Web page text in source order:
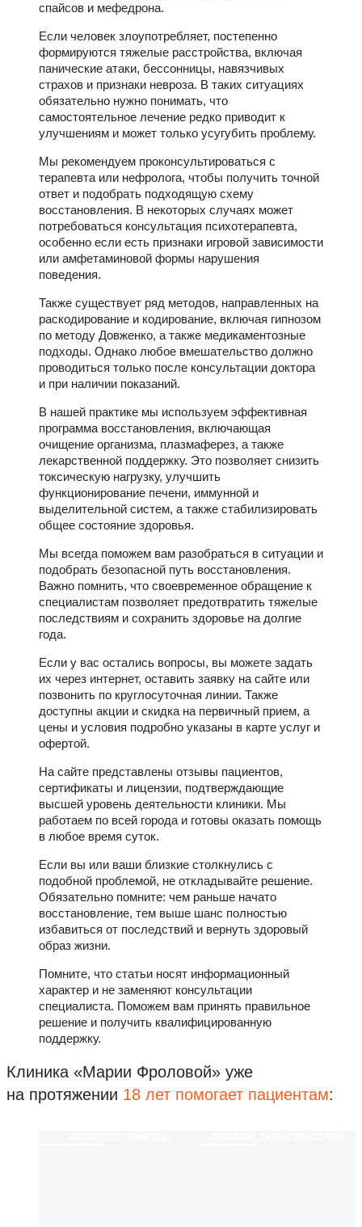
спайсов и мефедрона.
Если человек злоупотребляет, постепенно
формируются тяжелые расстройства, включая
панические атаки, бессонницы, навязчивых
страхов и признаки невроза. В таких ситуациях
обязательно нужно понимать, что
самостоятельное лечение редко приводит к
улучшениям и может только усугубить проблему.
Мы рекомендуем проконсультироваться с
терапевта или нефролога, чтобы получить точной
ответ и подобрать подходящую схему
восстановления. В некоторых случаях может
потребоваться консультация психотерапевта,
особенно если есть признаки игровой зависимости
или амфетаминовой формы нарушения
поведения.
Также существует ряд методов, направленных на
раскодирование и кодирование, включая гипнозом
по методу Довженко, а также медикаментозные
подходы. Однако любое вмешательство должно
проводиться только после консультации доктора
и при наличии показаний.
В нашей практике мы используем эффективная
программа восстановления, включающая
очищение организма, плазмаферез, а также
лекарственной поддержку. Это позволяет снизить
токсическую нагрузку, улучшить
функционирование печени, иммунной и
выделительной систем, а также стабилизировать
общее состояние здоровья.
Мы всегда поможем вам разобраться в ситуации и
подобрать безопасной путь восстановления.
Важно помнить, что своевременное обращение к
специалистам позволяет предотвратить тяжелые
последствиям и сохранить здоровье на долгие
года.
Если у вас остались вопросы, вы можете задать
их через интернет, оставить заявку на сайте или
позвонить по круглосуточная линии. Также
доступны акции и скидка на первичный прием, а
цены и условия подробно указаны в карте услуг и
офертой.
На сайте представлены отзывы пациентов,
сертификаты и лицензии, подтверждающие
высшей уровень деятельности клиники. Мы
работаем по всей города и готовы оказать помощь
в любое время суток.
Если вы или ваши близкие столкнулись с
подобной проблемой, не откладывайте решение.
Обязательно помните: чем раньше начато
восстановление, тем выше шанс полностью
избавиться от последствий и вернуть здоровый
образ жизни.
Помните, что статьи носят информационный
характер и не заменяют консультации
специалиста. Поможем вам принять правильное
решение и получить квалифицированную
поддержку.
Клиника «Марии Фроловой» уже
на протяжении 18 лет помогает пациентам: